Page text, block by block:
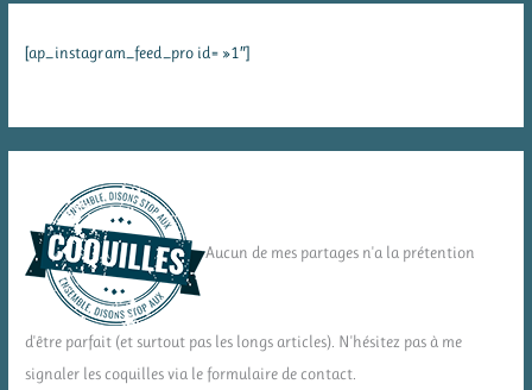
[ap_instagram_feed_pro id= »1″]
Aucun de mes partages n'a la prétention
d'être parfait (et surtout pas les longs articles). N'hésitez pas à me
signaler les coquilles via le formulaire de contact.